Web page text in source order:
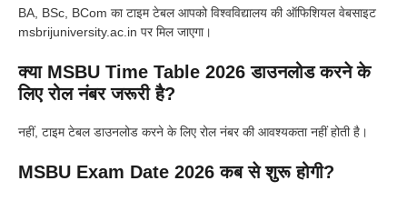
BA, BSc, BCom का टाइम टेबल आपको विश्वविद्यालय की ऑफिशियल वेबसाइट
msbrijuniversity.ac.in पर मिल जाएगा।
क्या MSBU Time Table 2026 डाउनलोड करने के
लिए रोल नंबर जरूरी है?
नहीं, टाइम टेबल डाउनलोड करने के लिए रोल नंबर की आवश्यकता नहीं होती है।
MSBU Exam Date 2026 कब से शुरू होगी?